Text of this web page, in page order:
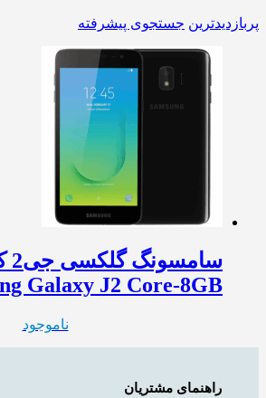
پربازدیدترین جستجوی پیشرفته
Galaxy J2 Core-8GB
ناموجود
راهنمای مشتریان